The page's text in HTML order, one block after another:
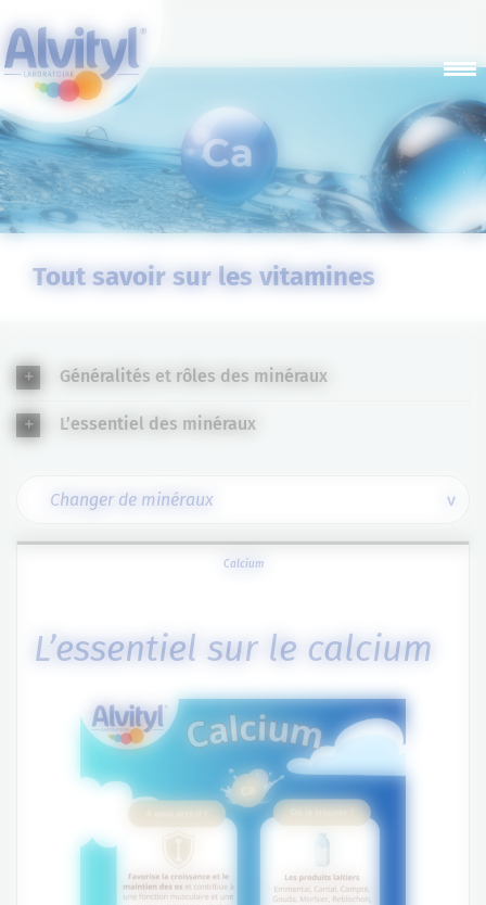
Tout savoir sur les vitamines
Généralités et rôles des minéraux
L’essentiel des minéraux
Calcium
L’essentiel sur le calcium